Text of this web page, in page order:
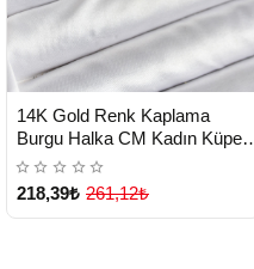
TESLİMAT
14K Gold Renk Kaplama
Burgu Halka CM Kadın Küpe -
Lisinya
218,39₺ 261,12₺